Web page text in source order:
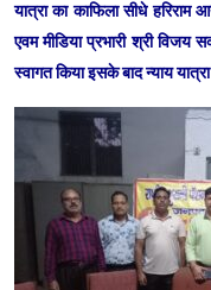
यात्रा का काफिला सीधे
एवम मीडिया प्रभारी श्री विजय
स्वागत किया इसके बाद न्याय